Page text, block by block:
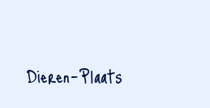
Dieren-Plaats